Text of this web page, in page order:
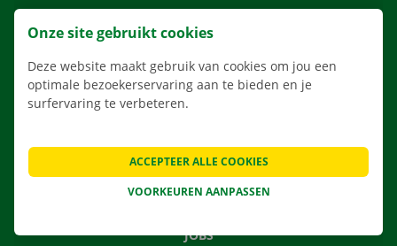
APP
VERHUISOPLOSSINGEN
VEELGESTELDE VRAGEN
NIEUWS
JOBS
Onze site gebruikt cookies
Deze website maakt gebruik van cookies om jou een
optimale bezoekerservaring aan te bieden en je
surfervaring te verbeteren.
VOORKEUREN AANPASSEN
ACCEPTEER ALLE COOKIES